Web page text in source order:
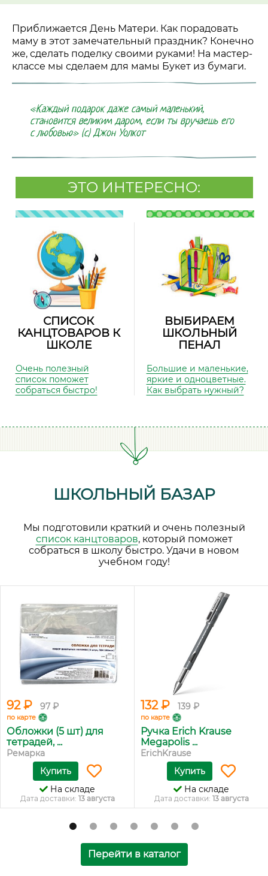
Приближается День Матери. Как порадовать
маму в этот замечательный праздник? Конечно
же, сделать поделку своими руками! На мастер-
классе мы сделаем для мамы Букет из бумаги.
«Каждый подарок даже самый маленький,
становится великим даром, если ты вручаешь его
с любовью» (с) Джон Уолкот
ЭТО ИНТЕРЕСНО:
СПИСОК
КАНЦТОВАРОВ К
ШКОЛЕ
Очень полезный
список поможет
собраться быстро!
ВЫБИРАЕМ
ШКОЛЬНЫЙ
ПЕНАЛ
Большие и маленькие,
яркие и одноцветные.
Как выбрать нужный?
ШКОЛЬНЫЙ БАЗАР
Мы подготовили краткий и очень полезный
список канцтоваров, который поможет
собраться в школу быстро. Удачи в новом
учебном году!
92 ₽ 97 ₽
по карте
Обложки (5 шт) для
тетрадей, ...
Ремарка
Купить
На складе
Дата доставки: 13 августа
132 ₽ 139 ₽
по карте
Ручка Erich Krause
Megapolis ...
ErichKrause
Купить
На складе
Дата доставки: 13 августа
Перейти в каталог